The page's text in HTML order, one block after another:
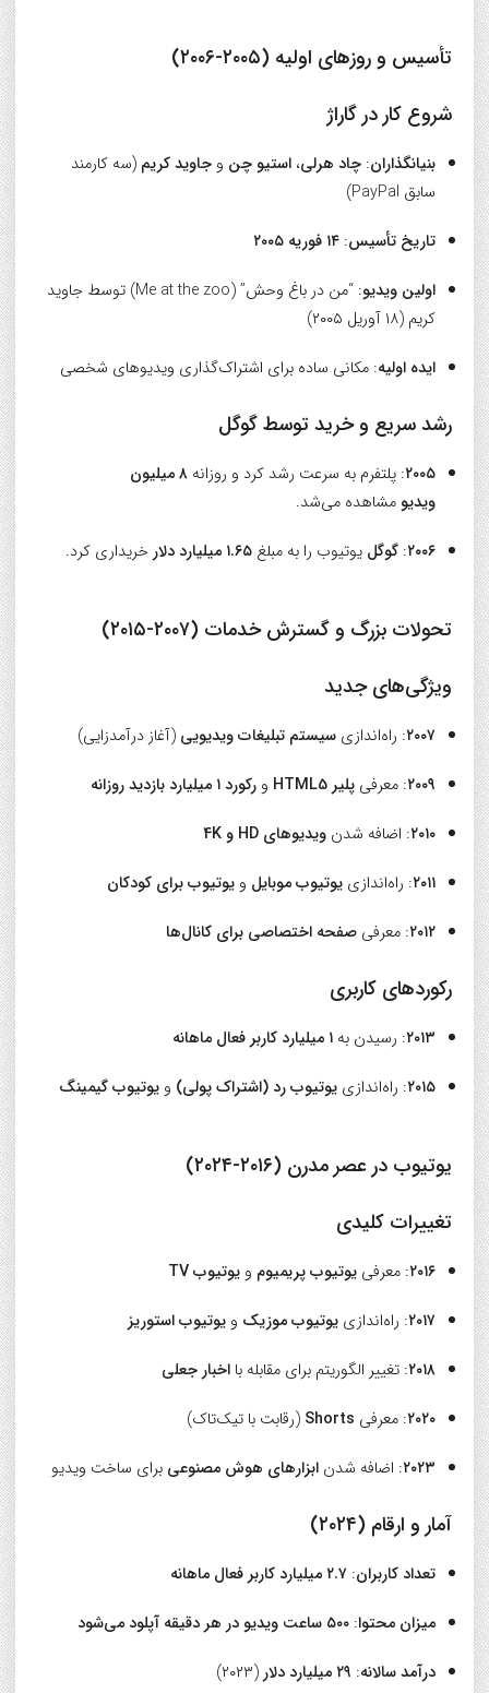
تأسیس و روزهای اولیه (۲۰۰۵-۲۰۰۶)
شروع کار در گاراژ
بنیانگذاران: چاد هرلی، استیو چن و جاوید کریم (سه کارمند
سابق PayPal)
تاریخ تأسیس: ۱۴ فوریه ۲۰۰۵
اولین ویدیو
: “من در باغ وحش” (Me at the zoo) توسط جاوید
کریم (۱۸ آوریل ۲۰۰۵)
ایده اولیه: مکانی ساده برای اشتراک‌گذاری ویدیوهای شخصی
رشد سریع و خرید توسط گوگل
۲۰۰۵: پلتفرم به سرعت رشد کرد و روزانه
۸ میلیون
ویدیو مشاهده می‌شد.
۲۰۰۶: گوگل یوتیوب را به مبلغ ۱.۶۵ میلیارد دلار خریداری کرد.
تحولات بزرگ و گسترش خدمات (۲۰۰۷-۲۰۱۵)
ویژگی‌های جدید
۲۰۰۷: راه‌اندازی سیستم تبلیغات ویدیویی (آغاز درآمدزایی)
۲۰۰۹: معرفی پلیر HTML5 و رکورد ۱ میلیارد بازدید روزانه
۲۰۱۰: اضافه شدن ویدیوهای HD و 4K
۲۰۱۱: راه‌اندازی یوتیوب موبایل و یوتیوب برای کودکان
۲۰۱۲: معرفی صفحه اختصاصی برای کانال‌ها
رکوردهای کاربری
۲۰۱۳: رسیدن به ۱ میلیارد کاربر فعال ماهانه
۲۰۱۵: راه‌اندازی یوتیوب رد (اشتراک پولی) و یوتیوب گیمینگ
یوتیوب در عصر مدرن (۲۰۱۶-۲۰۲۴)
تغییرات کلیدی
۲۰۱۶: معرفی یوتیوب پریمیوم و یوتیوب TV
۲۰۱۷: راه‌اندازی یوتیوب موزیک و یوتیوب استوریز
۲۰۱۸: تغییر الگوریتم برای مقابله با اخبار جعلی
۲۰۲۰: معرفی Shorts (رقابت با تیک‌تاک)
۲۰۲۳: اضافه شدن ابزارهای هوش مصنوعی برای ساخت ویدیو
آمار و ارقام (۲۰۲۴)
تعداد کاربران: ۲.۷ میلیارد کاربر فعال ماهانه
میزان محتوا: ۵۰۰ ساعت ویدیو در هر دقیقه آپلود می‌شود
درآمد سالانه: ۲۹ میلیارد دلار (۲۰۲۳)